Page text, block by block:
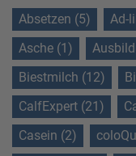
Absetzen (5) Ad-
Asche (1)
Biestmilch (12)
CalfExpert (21)
Casein (2)